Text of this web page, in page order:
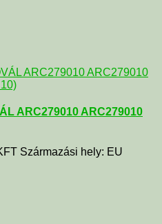
ARC279010 ARC279010
Származási hely: EU